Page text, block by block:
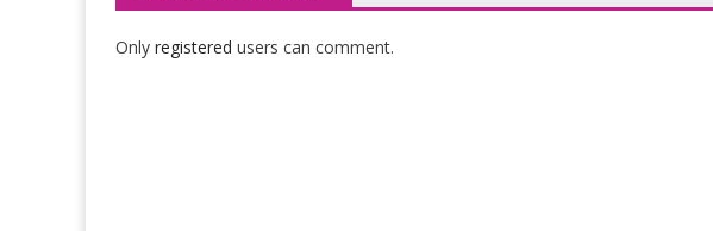
Only registered users can comment.